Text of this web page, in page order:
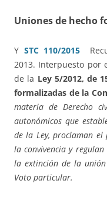
Uniones de hecho
Y STC 110/2015
2013. Interpuesto por
de la Ley 5/2012, de
formalizadas de la
materia de Derecho
autonómicos que
de la Ley, proclaman
la convivencia y
la extinción de la unión
Voto particular.